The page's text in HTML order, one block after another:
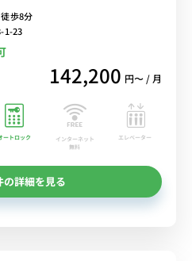
選べるWi-Fi格安レンタル中！
歩8分
1-23
142,200 円〜 / 月
ートロック
インターネット
無料
エレベーター
の詳細を見る